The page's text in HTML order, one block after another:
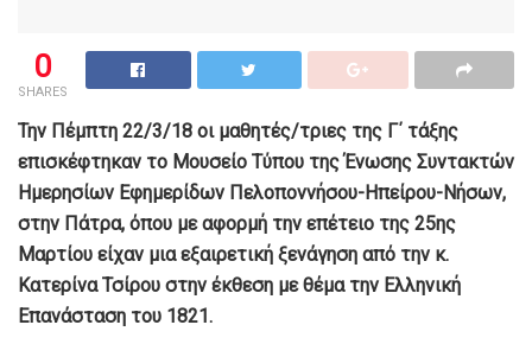
0
SHARES
Την Πέμπτη 22/3/18 οι μαθητές/τριες της Γ΄ τάξης
επισκέφτηκαν το Μουσείο Τύπου της Ένωσης Συντακτών
Ημερησίων Εφημερίδων Πελοποννήσου-Ηπείρου-Νήσων,
στην Πάτρα, όπου με αφορμή την επέτειο της 25ης
Μαρτίου είχαν μια εξαιρετική ξενάγηση από την κ.
Κατερίνα Τσίρου στην έκθεση με θέμα την Ελληνική
Επανάσταση του 1821.